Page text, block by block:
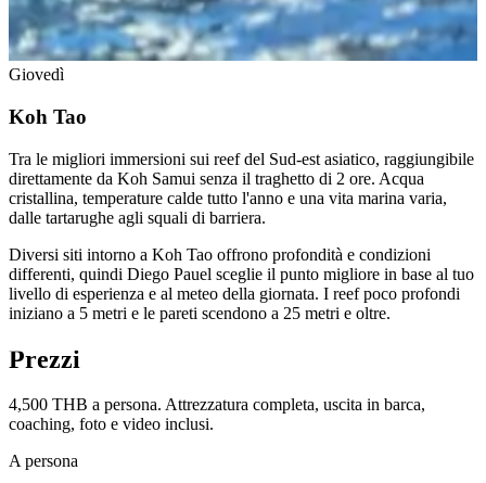
Giovedì
Koh Tao
Tra le migliori immersioni sui reef del Sud-est asiatico, raggiungibile
direttamente da Koh Samui senza il traghetto di 2 ore. Acqua
cristallina, temperature calde tutto l'anno e una vita marina varia,
dalle tartarughe agli squali di barriera.
Diversi siti intorno a Koh Tao offrono profondità e condizioni
differenti, quindi Diego Pauel sceglie il punto migliore in base al tuo
livello di esperienza e al meteo della giornata. I reef poco profondi
iniziano a 5 metri e le pareti scendono a 25 metri e oltre.
Prezzi
4,500 THB a persona. Attrezzatura completa, uscita in barca,
coaching, foto e video inclusi.
A persona